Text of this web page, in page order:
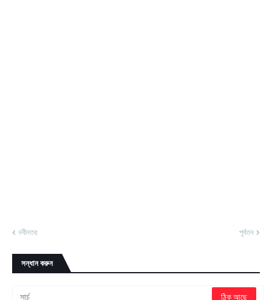
নবীনতর পূর্বতন
সন্ধান করুন